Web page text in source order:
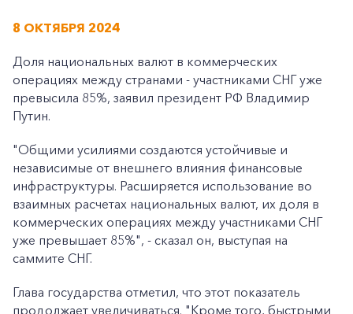
8 ОКТЯБРЯ 2024
Доля национальных валют в коммерческих
операциях между странами - участниками СНГ уже
превысила 85%, заявил президент РФ Владимир
Путин.
"Общими усилиями создаются устойчивые и
независимые от внешнего влияния финансовые
инфраструктуры. Расширяется использование во
взаимных расчетах национальных валют, их доля в
коммерческих операциях между участниками СНГ
уже превышает 85%", - сказал он, выступая на
саммите СНГ.
Глава государства отметил, что этот показатель
продолжает увеличиваться. "Кроме того, быстрыми